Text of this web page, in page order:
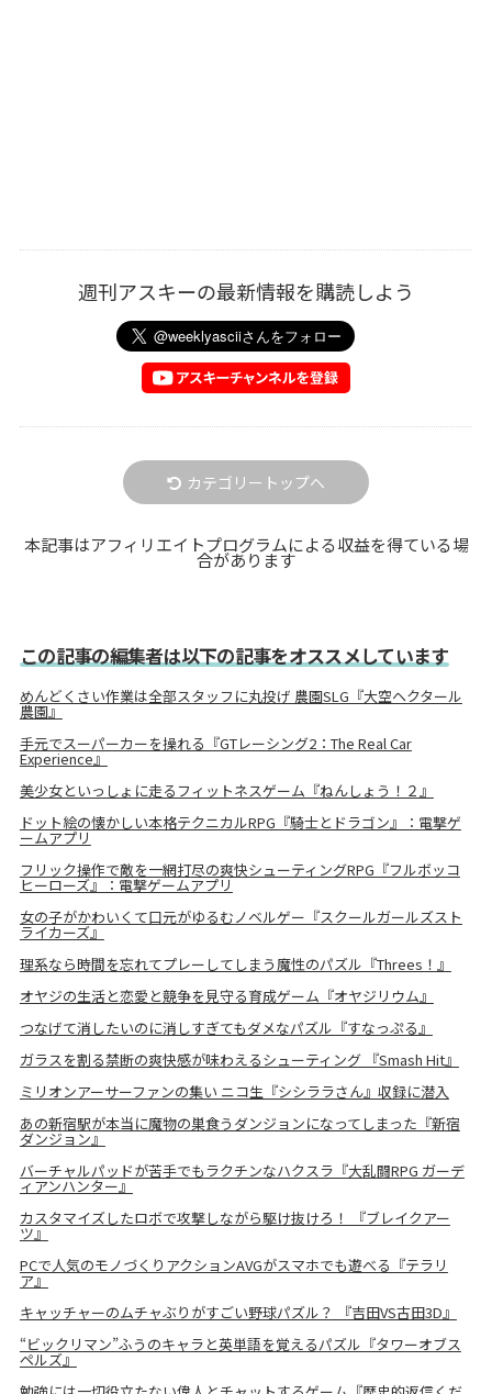
週刊アスキーの最新情報を購読しよう
カテゴリートップへ
本記事はアフィリエイトプログラムによる収益を得ている場
合があります
この記事の編集者は以下の記事をオススメしています
めんどくさい作業は全部スタッフに丸投げ 農園SLG『大空ヘクタール
農園』
手元でスーパーカーを操れる『GTレーシング2：The Real Car
Experience』
美少女といっしょに走るフィットネスゲーム『ねんしょう！２』
ドット絵の懐かしい本格テクニカルRPG『騎士とドラゴン』：電撃ゲ
ームアプリ
フリック操作で敵を一網打尽の爽快シューティングRPG『フルボッコ
ヒーローズ』：電撃ゲームアプリ
女の子がかわいくて口元がゆるむノベルゲー『スクールガールズスト
ライカーズ』
理系なら時間を忘れてプレーしてしまう魔性のパズル『Threes！』
オヤジの生活と恋愛と競争を見守る育成ゲーム『オヤジリウム』
つなげて消したいのに消しすぎてもダメなパズル『すなっぷる』
ガラスを割る禁断の爽快感が味わえるシューティング 『Smash Hit』
ミリオンアーサーファンの集い ニコ生『シシララさん』収録に潜入
あの新宿駅が本当に魔物の巣食うダンジョンになってしまった『新宿
ダンジョン』
バーチャルパッドが苦手でもラクチンなハクスラ『大乱闘RPG ガーデ
ィアンハンター』
カスタマイズしたロボで攻撃しながら駆け抜けろ！ 『ブレイクアー
ツ』
PCで人気のモノづくりアクションAVGがスマホでも遊べる『テラリ
ア』
キャッチャーのムチャぶりがすごい野球パズル？ 『吉田VS古田3D』
“ビックリマン”ふうのキャラと英単語を覚えるパズル『タワーオブス
ペルズ』